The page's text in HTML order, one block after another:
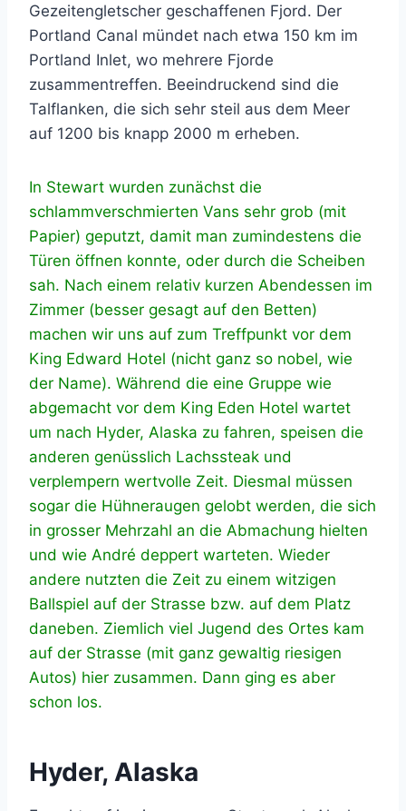
Gezeitengletscher geschaffenen Fjord. Der
Portland Canal mündet nach etwa 150 km im
Portland Inlet, wo mehrere Fjorde
zusammentreffen. Beeindruckend sind die
Talflanken, die sich sehr steil aus dem Meer
auf 1200 bis knapp 2000 m erheben.
In Stewart wurden zunächst die
schlammverschmierten Vans sehr grob (mit
Papier) geputzt, damit man zumindestens die
Türen öffnen konnte, oder durch die Scheiben
sah. Nach einem relativ kurzen Abendessen im
Zimmer (besser gesagt auf den Betten)
machen wir uns auf zum Treffpunkt vor dem
King Edward Hotel (nicht ganz so nobel, wie
der Name). Während die eine Gruppe wie
abgemacht vor dem King Eden Hotel wartet
um nach Hyder, Alaska zu fahren, speisen die
anderen genüsslich Lachssteak und
verplempern wertvolle Zeit. Diesmal müssen
sogar die Hühneraugen gelobt werden, die sich
in grosser Mehrzahl an die Abmachung hielten
und wie André deppert warteten. Wieder
andere nutzten die Zeit zu einem witzigen
Ballspiel auf der Strasse bzw. auf dem Platz
daneben. Ziemlich viel Jugend des Ortes kam
auf der Strasse (mit ganz gewaltig riesigen
Autos) hier zusammen. Dann ging es aber
schon los.
Hyder, Alaska